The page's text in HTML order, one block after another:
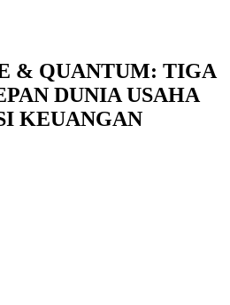
& QUANTUM: TIGA
DUNIA USAHA
KEUANGAN